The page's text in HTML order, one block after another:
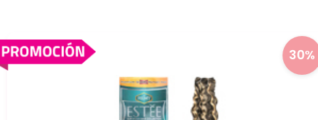
30%